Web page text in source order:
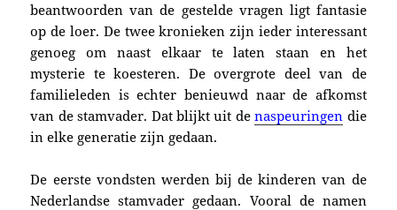
beantwoorden van de gestelde vragen ligt fantasie
op de loer. De twee kronieken zijn ieder interessant
genoeg om naast elkaar te laten staan en het
mysterie te koesteren. De overgrote deel van de
familieleden is echter benieuwd naar de afkomst
van de stamvader. Dat blijkt uit de naspeuringen die
in elke generatie zijn gedaan.
De eerste vondsten werden bij de kinderenvan de
Nederlandse stamvader gedaan. Vooral de namen